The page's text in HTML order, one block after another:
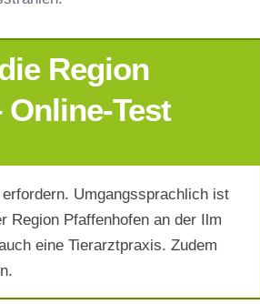
Region
Test
Umgangssprachlich ist
Region Pfaffenhofen an der Ilm
eine Tierarztpraxis. Zudem